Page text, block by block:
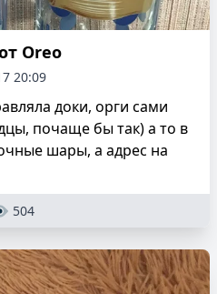
Oreo
20:09
доки, орги сами
почаще бы так) а то в
шары, а адрес на
504